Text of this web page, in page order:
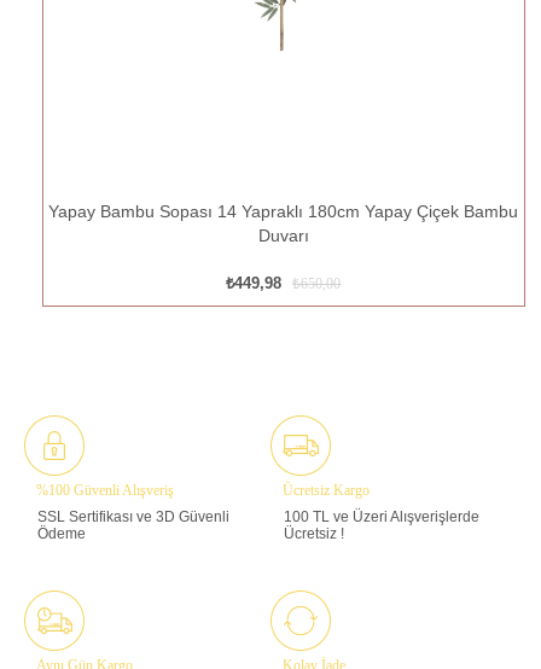
Yapay Bambu Sopası 14 Yapraklı 180cm Yapay Çiçek Bambu
Duvarı
₺449,98 ₺650,00
%100 Güvenli Alışveriş
SSL Sertifikası ve 3D Güvenli
Ödeme
Ücretsiz Kargo
100 TL ve Üzeri Alışverişlerde
Ücretsiz !
Aynı Gün Kargo Kolay İade